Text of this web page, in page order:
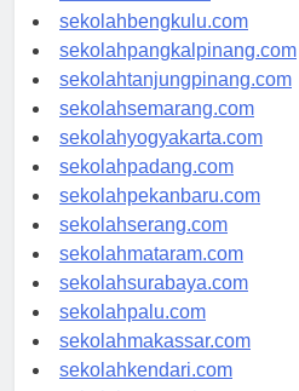
sekolahaceh.com
sekolahbengkulu.com
sekolahpangkalpinang.com
sekolahtanjungpinang.com
sekolahsemarang.com
sekolahyogyakarta.com
sekolahpadang.com
sekolahpekanbaru.com
sekolahserang.com
sekolahmataram.com
sekolahsurabaya.com
sekolahpalu.com
sekolahmakassar.com